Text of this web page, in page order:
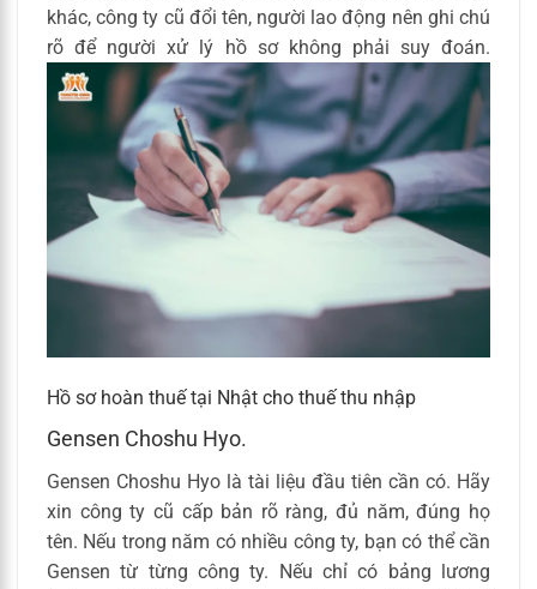
khác, công ty cũ đổi tên, người lao động nên ghi chú
rõ để người xử lý hồ sơ không phải suy đoán.
Hồ sơ hoàn thuế tại Nhật cho thuế thu nhập
Gensen Choshu Hyo.
Gensen Choshu Hyo là tài liệu đầu tiên cần có. Hãy
xin công ty cũ cấp bản rõ ràng, đủ năm, đúng họ
tên. Nếu trong năm có nhiều công ty, bạn có thể cần
Gensen từ từng công ty. Nếu chỉ có bảng lương